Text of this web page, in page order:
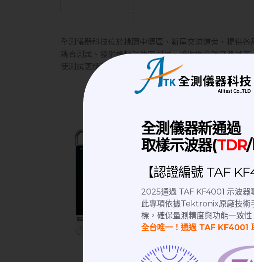
全測儀器科技位於桃園中壢區，新屋交流道旁，提供
耦合測試、發射機輻射功率測試、接收機靈敏度測試
使測試更精確，隔離測試設備干擾，多種測試流程的整
全測儀器新通過
取樣示波器(TDR
【認證編號 TAF
2025通過 TAF KF4001 示波器
此專項依據Tektronix原廠技術
標，確保量測精度與功能一致性
全台唯一！通過 TAF KF4001